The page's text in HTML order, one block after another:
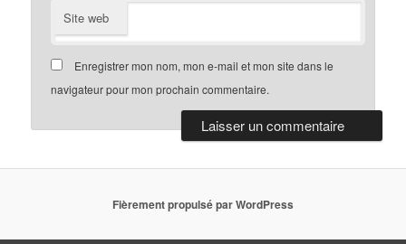
Site web
Enregistrer mon nom, mon e-mail et mon site dans le
navigateur pour mon prochain commentaire.
Fièrement propulsé par WordPress